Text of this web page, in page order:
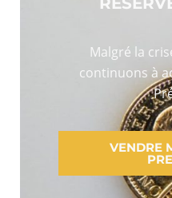
Malgré la
continuons à
VENDRE